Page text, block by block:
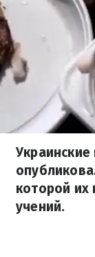
которой их
учений.